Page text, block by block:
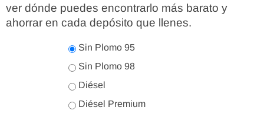
ver dónde puedes encontrarlo más barato y
ahorrar en cada depósito que llenes.
Sin Plomo 95
Sin Plomo 98
Diésel
Diésel Premium